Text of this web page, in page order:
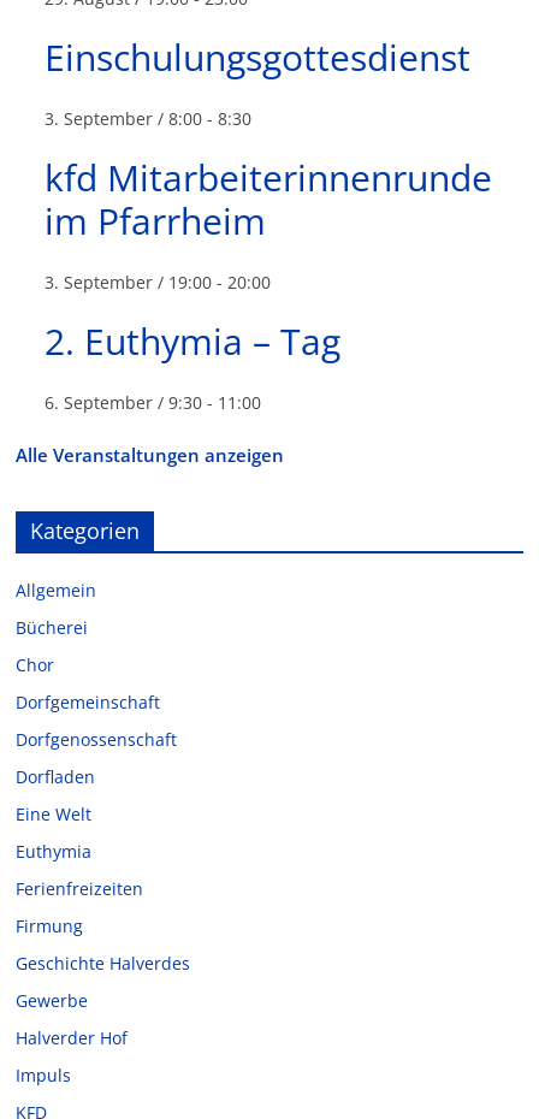
Einschulungsgottesdienst
3. September / 8:00 -8:30
kfd Mitarbeiterinnenrunde
im Pfarrheim
3. September / 19:00 -20:00
2. Euthymia – Tag
6. September / 9:30 - 11:00
Alle Veranstaltungen anzeigen
Kategorien
Allgemein
Bücherei
Chor
Dorfgemeinschaft
Dorfgenossenschaft
Dorfladen
Eine Welt
Euthymia
Ferienfreizeiten
Firmung
Geschichte Halverdes
Gewerbe
Halverder Hof
Impuls
KFD